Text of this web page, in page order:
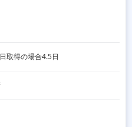
取得の場合4.5日